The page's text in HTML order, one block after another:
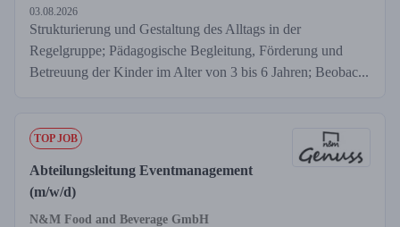
03.08.2026
Strukturierung und Gestaltung des Alltags in der
Regelgruppe; Pädagogische Begleitung, Förderung und
Betreuung der Kinder im Alter von 3 bis 6 Jahren; Beobac...
TOP JOB
Abteilungsleitung Eventmanagement
(m/w/d)
N&M Food and Beverage GmbH